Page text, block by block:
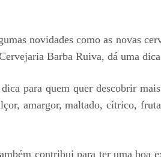
novidades como as novas
Barba Ruiva, dá uma
para quem quer descobrir
amargor, maltado, cítrico,
contribui para ter uma